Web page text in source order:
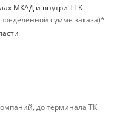
МКАД и внутри ТТК
сумме заказа)*
до терминала ТК